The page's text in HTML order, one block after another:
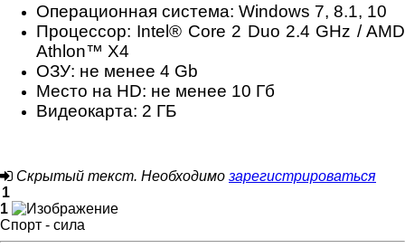
Операционная система: Windows 7, 8.1, 10
Процессор: Intel® Core 2 Duo 2.4 GHz / AMD
Athlon™ X4
ОЗУ: не менее 4 Gb
Место на HD: не менее 10 Гб
Видеокарта: 2 ГБ
Скрытый текст. Необходимо зарегистрироваться
1
1
Спорт - сила